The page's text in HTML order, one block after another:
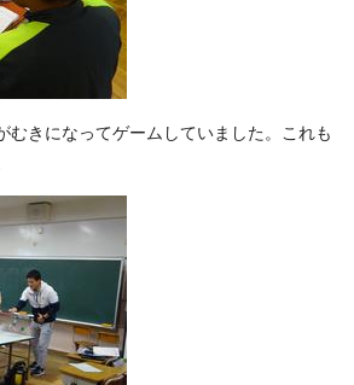
むきになってゲームしていました。これも